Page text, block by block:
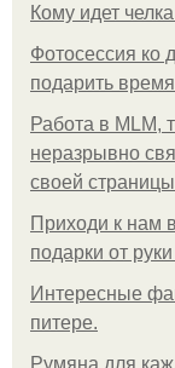
Кому идет
Фотосессия ко
подарить
Работа в MLM,
неразрывно
своей
Приходи к нам
подарки от
Интересные
питере.
Румяна для